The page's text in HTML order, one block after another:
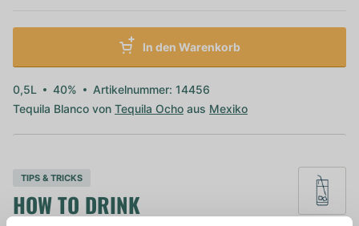
In den Warenkorb
0,5L 40%
Artikelnummer: 14456
Tequila Blanco von Tequila Ocho aus Mexiko
TIPS & TRICKS
HOW TO DRINK